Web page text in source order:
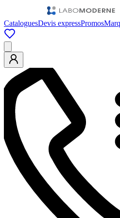
CataloguesDevis expressPromos